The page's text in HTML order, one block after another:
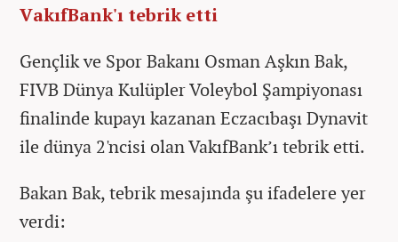
VakıfBank'ı tebrik etti
Gençlik ve Spor Bakanı Osman Aşkın Bak,
FIVB Dünya Kulüpler Voleybol Şampiyonası
finalinde kupayı kazanan Eczacıbaşı Dynavit
ile dünya 2'ncisi olan VakıfBank’ı tebrik etti.
Bakan Bak, tebrik mesajında şu ifadelere yer
verdi: